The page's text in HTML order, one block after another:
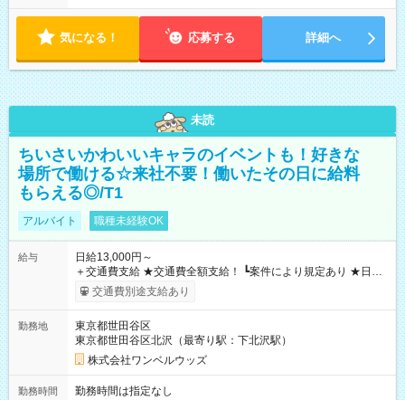
気になる！ 応募する 詳細へ
未読
ちいさいかわいいキャラのイベントも！好きな
場所で働ける☆来社不要！働いたその日に給料
もらえる◎/T1
アルバイト 職種未経験OK
給与
日給13,000円～
＋交通費支給 ★交通費全額支給！ ┗案件により規定あり ★日払
いOK！（規定あり） ┗働いたその日に現金GET♪ お仕事後はコ
ンビニATMから 日払い分を引き落とせます！ 【試用期間】試
交通費別途支給あり
勤務地
東京都世田谷区
東京都世田谷区北沢（最寄り駅：下北沢駅）
株式会社ワンベルウッズ
勤務時間
勤務時間は指定なし